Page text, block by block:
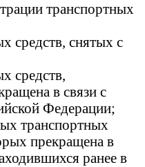
транспортных
средств, снятых с
средств,
в связи с
Федерации;
транспортных
прекращена в
ранее в